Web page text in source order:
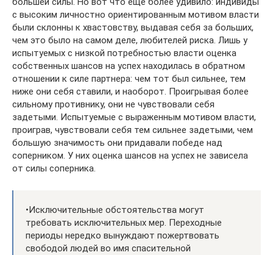
с высоким личностно ориентированным мотивом власти
были склонны к хвастовству, выдавая себя за больших,
чем это было на самом деле, любителей риска. Лишь у
испытуемых с низкой потребностью власти оценка
собственных шансов на успех находилась в обратном
отношении к силе партнера: чем тот был сильнее, тем
ниже они себя ставили, и наоборот. Проигрывая более
сильному противнику, они не чувствовали себя
задетыми. Испытуемые с выраженным мотивом власти,
проиграв, чувствовали себя тем сильнее задетыми, чем
большую значимость они придавали победе над
соперником. У них оценка шансов на успех не зависела
от силы соперника.
•Исключительные обстоятельства могут
требовать исключительных мер. Переходные
периоды нередко вынуждают пожертвовать
свободой людей во имя спасительной